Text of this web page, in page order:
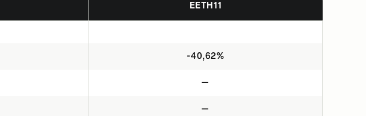
EETH11
-40,62%
—
—